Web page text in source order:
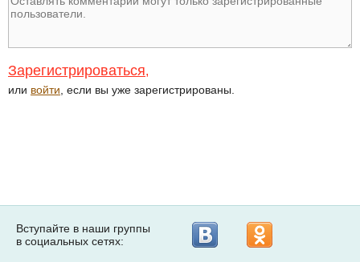
Зарегистрироваться,
или войти , если вы уже зарегистрированы.
Вступайте в наши группы
в социальных сетях: